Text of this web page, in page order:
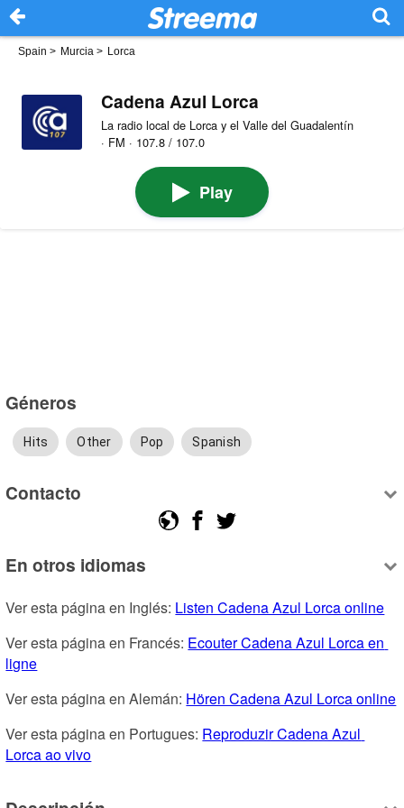
Spain > Murcia > Lorca
Cadena Azul Lorca
La radio local de Lorca y el Valle del Guadalentín
· FM · 107.8 / 107.0
Play
Géneros
Hits Other Pop Spanish
Contacto
En otros idiomas
Ver esta página en Inglés: Listen Cadena Azul Lorca online
Ver esta página en Francés: Ecouter Cadena Azul Lorca en
ligne
Ver esta página en Alemán: Hören Cadena Azul Lorca online
Ver esta página en Portugues: Reproduzir Cadena Azul
Lorca ao vivo